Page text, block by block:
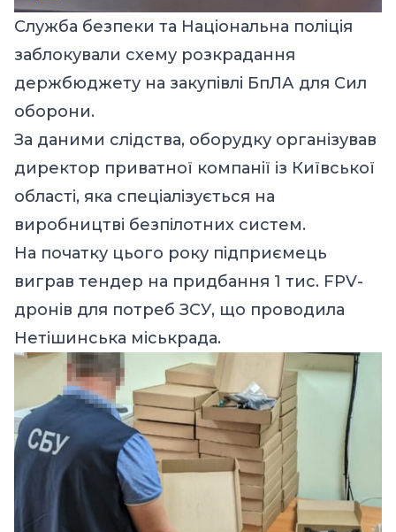
Служба безпеки та Національна поліція
заблокували схему розкрадання
держбюджету на закупівлі БпЛА для Сил
оборони.
За даними слідства, оборудку організував
директор приватної компанії із Київської
області, яка спеціалізується на
виробництві безпілотних систем.
На початку цього року підприємець
виграв тендер на придбання 1 тис. FPV-
дронів для потреб ЗСУ, що проводила
Нетішинська міськрада.